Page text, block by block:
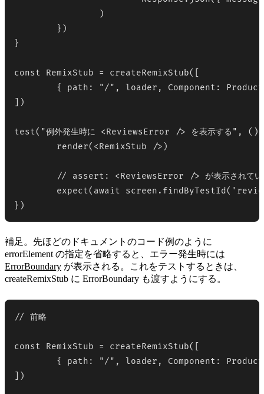
}
const RemixStub = createRemixStub([
])
test("例外発生時に <ReviewsError /> を表示する",
})
補足。先ほどのドキュメントのコード例のように
errorElement の指定を省略すると、エラー発生時には
ErrorBoundary が表示される。これをテストするときは、
createRemixStub に ErrorBoundary も渡すようにする。
// 前略
const RemixStub = createRemixStub([
])